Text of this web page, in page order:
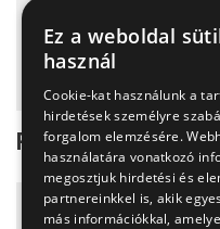
Reflextől a
Ez a weboldal
használ
Cookie-kat használunk a
hirdetések személyre
forgalom elemzésére.
használatára vonatkozó
megosztjuk hirdetési és
partnereinkkel is, akik
más információkkal,